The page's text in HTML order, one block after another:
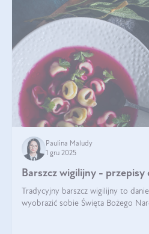
Paulina Maludy
1 gru 2025
Barszcz wigilijny - przepisy
Tradycyjny barszcz wigilijny to
wyobrazić sobie Święta Bożego